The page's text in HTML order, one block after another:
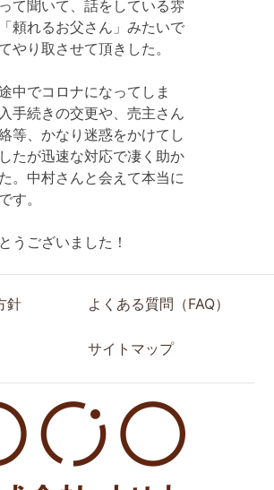
て聞いて、話をしている雰
頼れるお父さん」みたいで
やり取させて頂きした。
中でコロナになってしま
手続きの交更や、売主さん
等、かなり迷惑をかけてし
たが迅速な対応で凄く助か
。中村さんと会えて本当に
す。
うございました！
針 よくある質問（FAQ）
サイトマップ